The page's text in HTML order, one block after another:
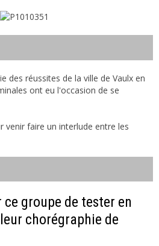
des réussites de la ville de Vaulx en
ont eu l'occasion de se
venir faire un interlude entre les
groupe de tester en
chorégraphie de